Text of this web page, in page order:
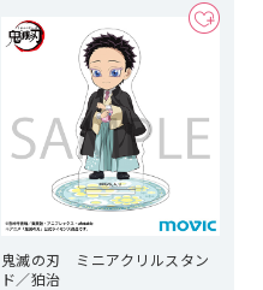
鬼滅の刃 ミニアクリルスタン
ド／狛治